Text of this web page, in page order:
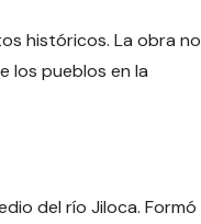
históricos. La obra no
los pueblos en la
del río Jiloca. Formó